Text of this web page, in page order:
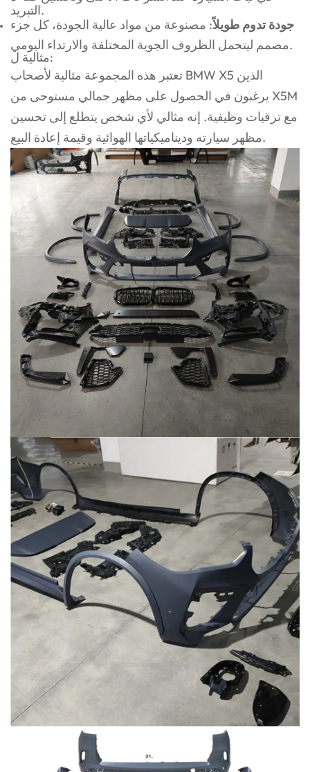
جودة تدوم طويلاً: مصنوعة من مواد عالية الجودة، كل جزء
مثالية ل:
تعتبر هذه المجموعة مثالية لأصحاب BMW X5 الذين
يرغبون في الحصول على مظهر جمالي مستوحى من X5M
مع ترقيات وظيفية. إنه مثالي لأي شخص يتطلع إلى تحسين
مظهر سيارته وديناميكياتها الهوائية وقيمة إعادة البيع.